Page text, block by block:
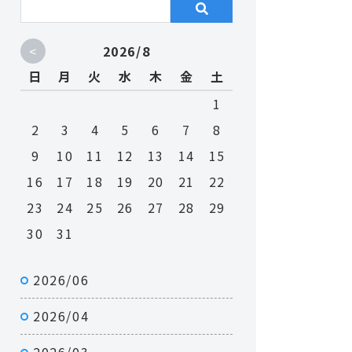
<
2026/8
日
月 火 水 木 金
土
1
2
3 4 5 6 7
8
9
10 11 12 13 14
15
16
17 18 19 20 21
22
23
24 25 26 27 28
29
30
31
2026/06
2026/04